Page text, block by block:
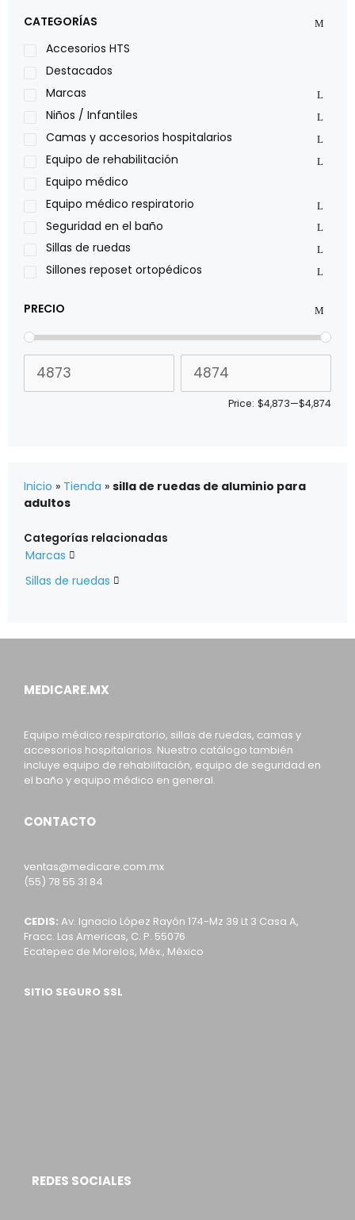
Leggero
Lumex
Medical Store
Nidek
Oxiplus
Philips
Pride
Roho
Sillas de ruedas Everest Jennings
Stealth products
Xiehe Medical
CATEGORÍAS
Accesorios HTS
Destacados
Marcas
Niños / Infantiles
Camas y accesorios hospitalarios
Equipo de rehabilitación
Equipo médico
Equipo médico respiratorio
Seguridad en el baño
Sillas de ruedas
Sillones reposet ortopédicos
PRECIO
Price: $4,873—$4,874
Inicio » Tienda » silla de ruedas de aluminio para
adultos
Categorías relacionadas
Marcas 
Sillas de ruedas 
MEDICARE.MX
Equipo médico respiratorio, sillas de ruedas, camas y
accesorios hospitalarios. Nuestro catálogo también
incluye equipo de rehabilitación, equipo de seguridad en
el baño y equipo médico en general.
CONTACTO
ventas@medicare.com.mx
(55) 78 55 31 84
CEDIS: Av. Ignacio López Rayón 174-Mz 39 Lt 3 Casa A,
Fracc. Las Americas, C. P. 55076
Ecatepec de Morelos, Méx., México
SITIO SEGURO SSL
REDES SOCIALES